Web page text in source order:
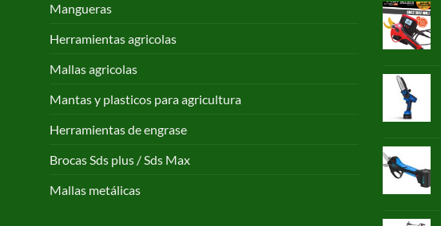
Mangueras
Herramientas agricolas
Mallas agricolas
Mantas y plasticos para agricultura
Herramientas de engrase
Brocas Sds plus / Sds Max
Mallas metálicas